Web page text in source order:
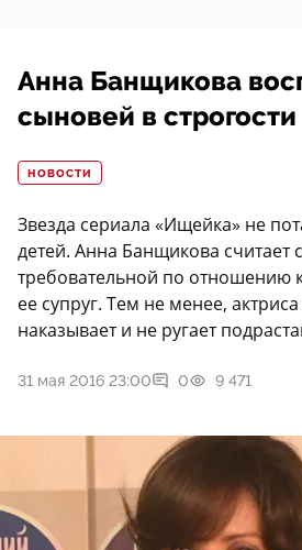
Анна Банщикова
сыновей в строгости
НОВОСТИ
Звезда сериала «Ищейка» не
детей. Анна Банщикова считает
требовательной по отношению
ее супруг. Тем не менее,
наказывает и не ругает
31 мая 2016 23:00 0 9 471